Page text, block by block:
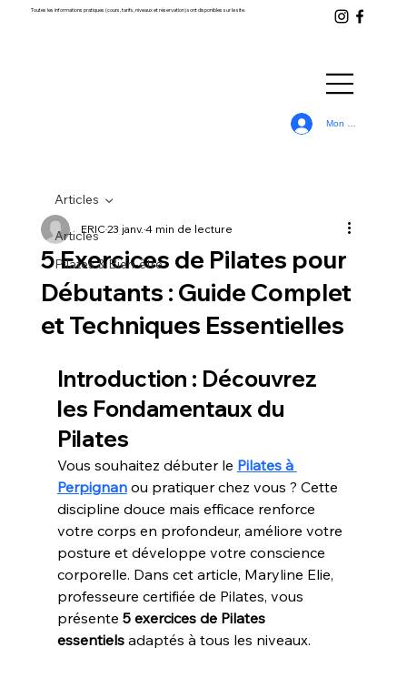
Toutes les informations pratiques (cours, tarifs, niveaux et réservation) sont disponibles sur le site.
Mon Compte
Articles
Pilates & Bien-être
Articles
5 Exercices de Pilates pour
Débutants : Guide Complet
et Techniques Essentielles
ERIC23 janv.4 min de lecture
Introduction : Découvrez
les Fondamentaux du
Pilates
Vous souhaitez débuter le Pilates à
Perpignan ou pratiquer chez vous ? Cette
discipline douce mais efficace renforce
votre corps en profondeur, améliore votre
posture et développe votre conscience
corporelle. Dans cet article, Maryline Elie,
professeure certifiée de Pilates, vous
présente 5 exercices de Pilates
essentiels adaptés à tous les niveaux.